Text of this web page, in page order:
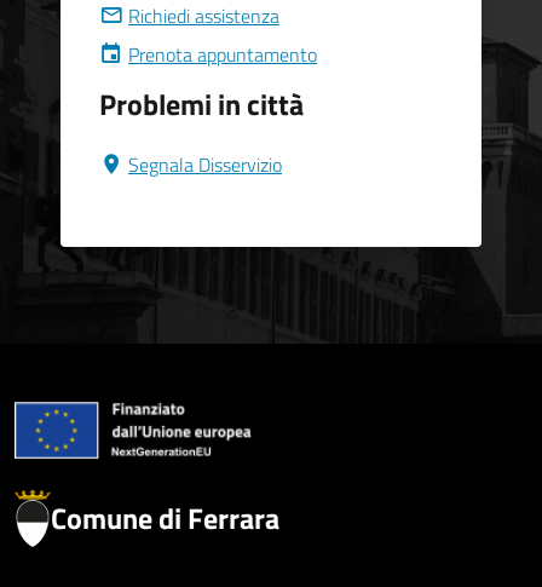
Richiedi assistenza
Prenota appuntamento
Problemi in città
Segnala Disservizio
Comune di Ferrara